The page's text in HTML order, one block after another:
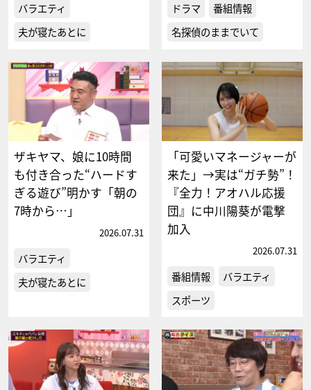
バラエティ
夫が寝たあとに
ドラマ
番組情報
名探偵のままでいて
ザキヤマ、娘に10時間
も付き合った“ハードす
ぎる遊び”明かす「朝の
7時から…」
2026.07.31
バラエティ
夫が寝たあとに
「可愛いマネージャーが
来た」→実は“ガチ勢”！
『全力！アオハル応援
団』に中川陽葵が電撃
加入
2026.07.31
番組情報
バラエティ
スポーツ